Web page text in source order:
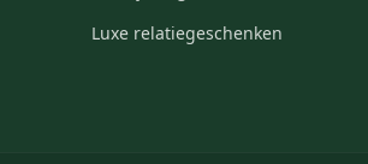
Luxe relatiegeschenken